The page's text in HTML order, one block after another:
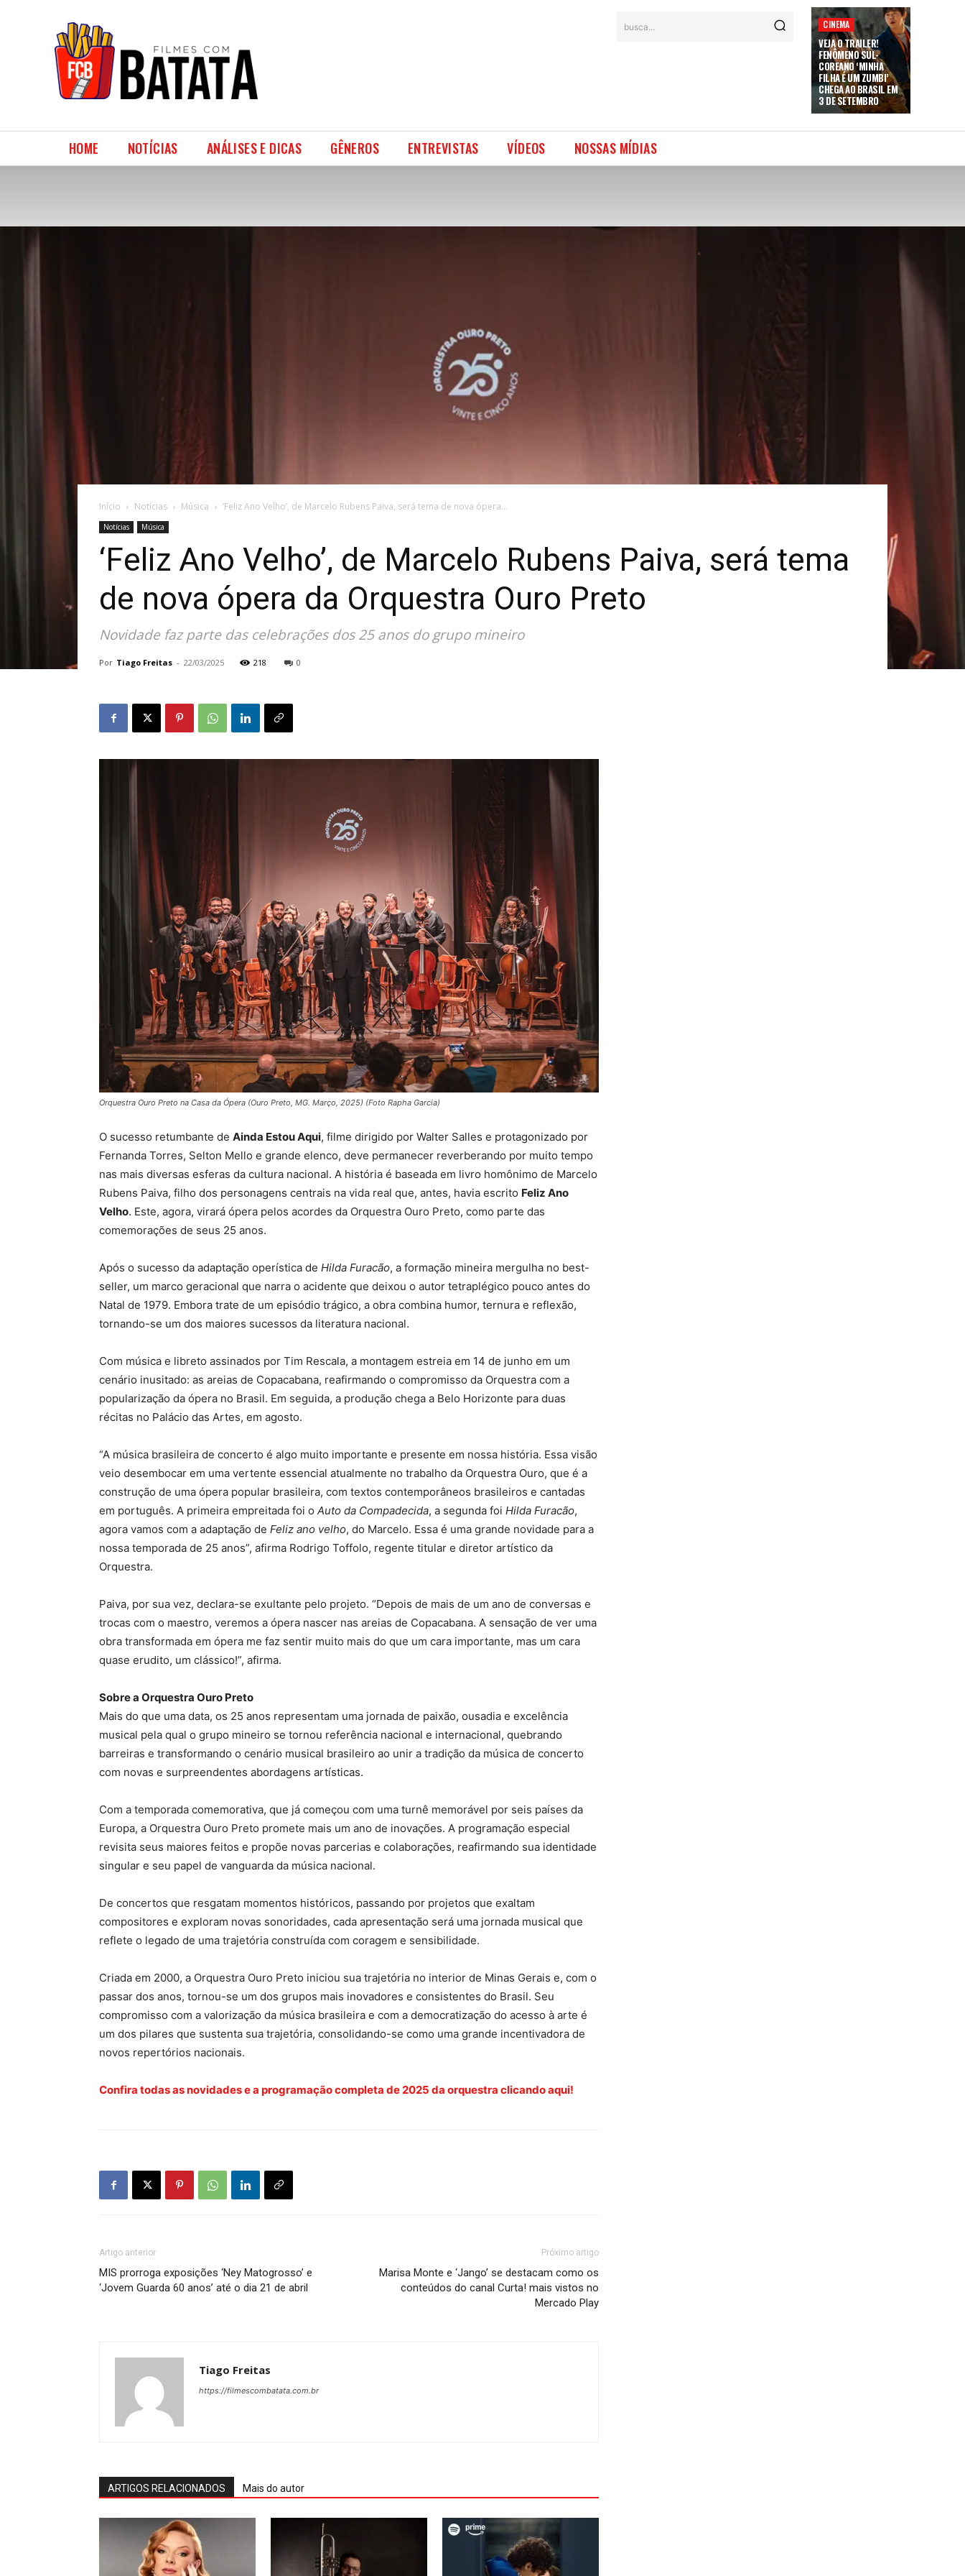
busca... CINEMA
VEJA O TRAILER!
FENÔMENO SUL-
COREANO ‘MINHA
FILHA É UM ZUMBI’
CHEGA AO BRASIL EM
3 DE SETEMBRO
HOME NOTÍCIAS ANÁLISES E DICAS GÊNEROS ENTREVISTAS VÍDEOS NOSSAS MÍDIAS
Início Notícias Música ‘Feliz Ano Velho’, de Marcelo Rubens Paiva, será tema de nova ópera...
Notícias Música
‘Feliz Ano Velho’, de Marcelo Rubens Paiva, será tema
de nova ópera da Orquestra Ouro Preto
Novidade faz parte das celebrações dos 25 anos do grupo mineiro
Por Tiago Freitas - 22/03/2025 218 0
Orquestra Ouro Preto na Casa da Ópera (Ouro Preto, MG. Março, 2025) (Foto Rapha Garcia)
O sucesso retumbante de Ainda Estou Aqui, filme dirigido por Walter Salles e protagonizado por
Fernanda Torres, Selton Mello e grande elenco, deve permanecer reverberando por muito tempo
nas mais diversas esferas da cultura nacional. A história é baseada em livro homônimo de Marcelo
Rubens Paiva, filho dos personagens centrais na vida real que, antes, havia escrito Feliz Ano
Velho. Este, agora, virará ópera pelos acordes da Orquestra Ouro Preto, como parte das
comemorações de seus 25 anos.
Após o sucesso da adaptação operística de Hilda Furacão, a formação mineira mergulha no best-
seller, um marco geracional que narra o acidente que deixou o autor tetraplégico pouco antes do
Natal de 1979. Embora trate de um episódio trágico, a obra combina humor, ternura e reflexão,
tornando-se um dos maiores sucessos da literatura nacional.
Com música e libreto assinados por Tim Rescala, a montagem estreia em 14 de junho em um
cenário inusitado: as areias de Copacabana, reafirmando o compromisso da Orquestra com a
popularização da ópera no Brasil. Em seguida, a produção chega a Belo Horizonte para duas
récitas no Palácio das Artes, em agosto.
“A música brasileira de concerto é algo muito importante e presente em nossa história. Essa visão
veio desembocar em uma vertente essencial atualmente no trabalho da Orquestra Ouro, que é a
construção de uma ópera popular brasileira, com textos contemporâneos brasileiros e cantadas
em português. A primeira empreitada foi o Auto da Compadecida, a segunda foi Hilda Furacão,
agora vamos com a adaptação de Feliz ano velho, do Marcelo. Essa é uma grande novidade para a
nossa temporada de 25 anos”, afirma Rodrigo Toffolo, regente titular e diretor artístico da
Orquestra.
Paiva, por sua vez, declara-se exultante pelo projeto. “Depois de mais de um ano de conversas e
trocas com o maestro, veremos a ópera nascer nas areias de Copacabana. A sensação de ver uma
obra transformada em ópera me faz sentir muito mais do que um cara importante, mas um cara
quase erudito, um clássico!”, afirma.
Sobre a Orquestra Ouro Preto
Mais do que uma data, os 25 anos representam uma jornada de paixão, ousadia e excelência
musical pela qual o grupo mineiro se tornou referência nacional e internacional, quebrando
barreiras e transformando o cenário musical brasileiro ao unir a tradição da música de concerto
com novas e surpreendentes abordagens artísticas.
Com a temporada comemorativa, que já começou com uma turnê memorável por seis países da
Europa, a Orquestra Ouro Preto promete mais um ano de inovações. A programação especial
revisita seus maiores feitos e propõe novas parcerias e colaborações, reafirmando sua identidade
singular e seu papel de vanguarda da música nacional.
De concertos que resgatam momentos históricos, passando por projetos que exaltam
compositores e exploram novas sonoridades, cada apresentação será uma jornada musical que
reflete o legado de uma trajetória construída com coragem e sensibilidade.
Criada em 2000, a Orquestra Ouro Preto iniciou sua trajetória no interior de Minas Gerais e, com o
passar dos anos, tornou-se um dos grupos mais inovadores e consistentes do Brasil. Seu
compromisso com a valorização da música brasileira e com a democratização do acesso à arte é
um dos pilares que sustenta sua trajetória, consolidando-se como uma grande incentivadora de
novos repertórios nacionais.
Confira todas as novidades e a programação completa de 2025 da orquestra clicando aqui!
Artigo anterior
MIS prorroga exposições ‘Ney Matogrosso’ e
‘Jovem Guarda 60 anos’ até o dia 21 de abril
Próximo artigo
Marisa Monte e ‘Jango’ se destacam como os
conteúdos do canal Curta! mais vistos no
Mercado Play
Tiago Freitas
https://filmescombatata.com.br
ARTIGOS RELACIONADOS Mais do autor